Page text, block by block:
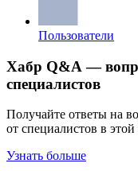
Пользователи
Хабр Q&A —
специалистов
Получайте ответы на
от специалистов в этой
Узнать больше